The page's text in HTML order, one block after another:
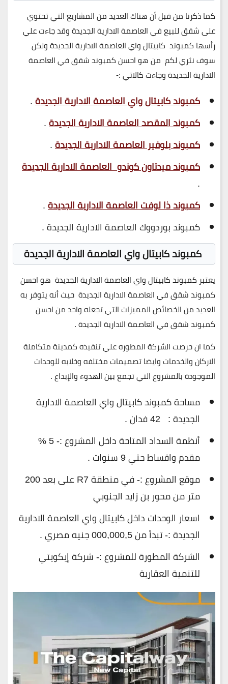
كما ذكرنا من قبل أن هناك العديد من المشاريع التي تحتوي
على شقق للبيع في العاصمة الادارية الجديدة وقد جاءت علي
رأسها كمبوند كابيتال واي العاصمة الادارية الجديدة ولكن
سوف نثري لكم من هو احسن كمبوند شقق في العاصمة
الادارية الجديدة وجاءت كالاتي :-
كمبوند كابيتال واي العاصمة الادارية الجديدة.
كمبوند المقصد العاصمة الادارية الجديدة.
كمبوند بلوفير العاصمة الادارية الجديدة.
كمبوند ميدتاون كوندو العاصمة الادارية الجديدة
.
كمبوند ذا لوفت العاصمة الادارية الجديدة.
كمبوند بوردووك العاصمة الادارية الجديدة .
كمبوند كابيتال واي العاصمة الادارية الجديدة
يعتبر كمبوند كابيتال واي العاصمة الادارية الجديدة هو احسن
كمبوند شقق في العاصمة الادارية الجديدة حيث أنه يتوفر به
العديد من الخصائص المميزات التي تجعله واحد من احسن
كمبوند شقق في العاصمة الادارية الجديدة .
كما ان حرصت الشركة المطوره علي تنفيذه كمدينة متكاملة
الاركان والخدمات وايضا تصميمات مختلفه وخلابه للوحدات
الموجودة بالمشروع التي تجمع بين الهدوء والإبداع .
مساحة كمبوند كابيتال واي العاصمة الادارية
الجديدة : 42 فدان .
أنظمة السداد المتاحة داخل المشروع :- 5 %
مقدم واقساط حتي 9 سنوات .
موقع المشروع :- في منطقة R7 على بعد 200
متر من محور بن زايد الجنوبي
اسعار الوحدات داخل كابيتال واي العاصمة الادارية
الجديدة :- تبدأ من 000,000,5 جنيه مصري .
الشركة المطورة للمشروع :- شركة إيكويتي
للتنمية العقارية